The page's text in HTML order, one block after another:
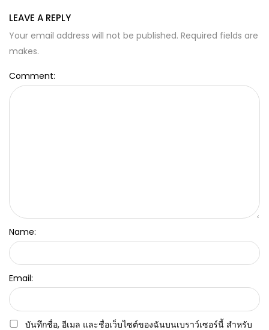
LEAVE A REPLY
Your email address will not be published. Required fields are
makes.
Comment:
Name:
Email:
บันทึกชื่อ, อีเมล และชื่อเว็บไซต์ของฉันบนเบราว์เซอร์นี้ สำหรับ